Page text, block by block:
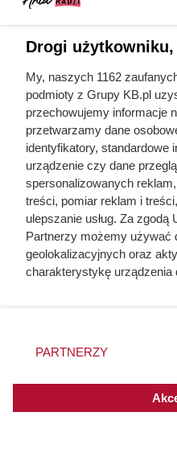
najwięcej
go kupują.
kaloryczności
Po 15 latach
elewacji. To, co
styropianem,
Drogi użytkowniku,
My, naszych 1162
podmioty z Grupy KB.pl
przechowujemy informacje
przetwarzamy dane
identyfikatory, standardowe
urządzenie czy dane
spersonalizowanych
treści, pomiar reklam i
ulepszanie usług. Za
Partnerzy możemy używać
geolokalizacyjnych oraz
charakterystykę urządzenia
zmienić/wycofać klikając
znajdujący się w lewym
użytkownika, ale masz
przetwarzaniu. Preferencje
PARTNERZY